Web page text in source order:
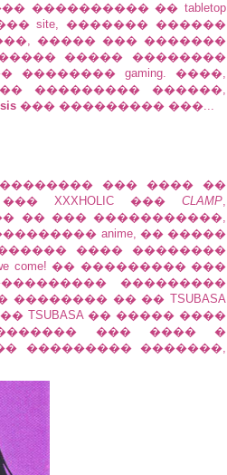
���������� �� tabletop
��� site, ������� ������
����� ��� �������
����� ��������
gaming. ����,
��������� ������,
��� ��������� ���...
��� ���� ��
XXXHOLIC ��� CLAMP,
�� ��� �����������,
anime, �� �����
���� ��������
come! �� ��������� ���
���������
�� �� TSUBASA
TSUBASA �� ����� ����
��� ���� �
��������� �������,